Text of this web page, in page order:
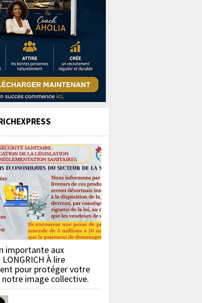
importante aux
À lire
pour protéger votre
notre image collective.